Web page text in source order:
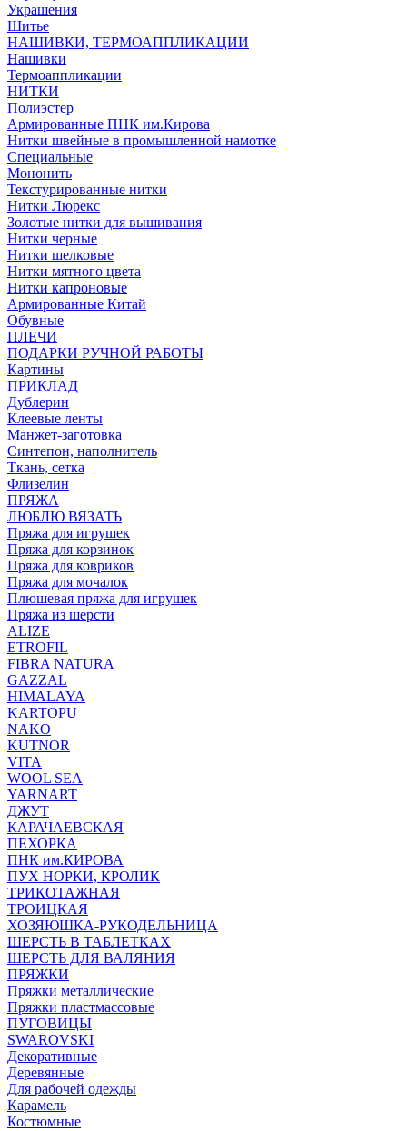
Украшения
Шитье
НАШИВКИ, ТЕРМОАППЛИКАЦИИ
Нашивки
Термоаппликации
НИТКИ
Полиэстер
Армированные ПНК им.Кирова
Нитки швейные в промышленной намотке
Специальные
Мононить
Текстурированные нитки
Нитки Люрекс
Золотые нитки для вышивания
Нитки черные
Нитки шелковые
Нитки мятного цвета
Нитки капроновые
Армированные Китай
Обувные
ПЛЕЧИ
ПОДАРКИ РУЧНОЙ РАБОТЫ
Картины
ПРИКЛАД
Дублерин
Клеевые ленты
Манжет-заготовка
Синтепон, наполнитель
Ткань, сетка
Флизелин
ПРЯЖА
ЛЮБЛЮ ВЯЗАТЬ
Пряжа для игрушек
Пряжа для корзинок
Пряжа для ковриков
Пряжа для мочалок
Плюшевая пряжа для игрушек
Пряжа из шерсти
ALIZE
ETROFIL
FIBRA NATURA
GAZZAL
HIMALAYA
KARTOPU
NAKO
KUTNOR
VITA
WOOL SEA
YARNART
ДЖУТ
КАРАЧАЕВСКАЯ
ПЕХОРКА
ПНК им.КИРОВА
ПУХ НОРКИ, КРОЛИК
ТРИКОТАЖНАЯ
ТРОИЦКАЯ
ХОЗЯЮШКА-РУКОДЕЛЬНИЦА
ШЕРСТЬ В ТАБЛЕТКАХ
ШЕРСТЬ ДЛЯ ВАЛЯНИЯ
ПРЯЖКИ
Пряжки металлические
Пряжки пластмассовые
ПУГОВИЦЫ
SWAROVSKI
Декоративные
Деревянные
Для рабочей одежды
Карамель
Костюмные